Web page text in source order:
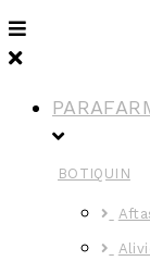
BOTIQUIN